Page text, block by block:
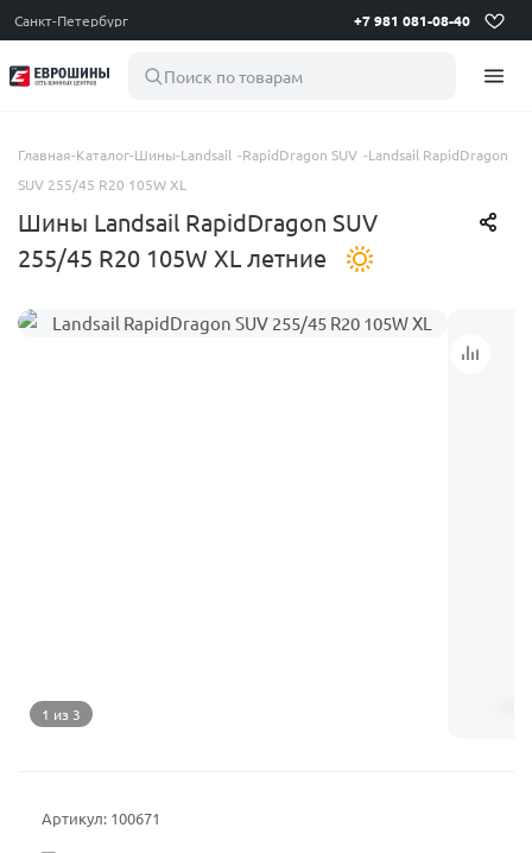
Санкт-Петербург +7 981 081-08-40
Поиск по товарам
Главная-Каталог-Шины-Landsail -RapidDragon SUV -Landsail RapidDragon
SUV 255/45 R20 105W XL
Шины Landsail RapidDragon SUV
255/45 R20 105W XL летние
1 из 3
Артикул: 100671